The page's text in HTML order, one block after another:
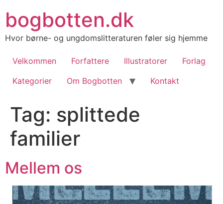
indhold
bogbotten.dk
Hvor børne- og ungdomslitteraturen føler sig hjemme
Velkommen Forfattere Illustratorer
Forlag
Kategorier
Om Bogbotten Kontakt
Tag: splittede
familier
Mellem os